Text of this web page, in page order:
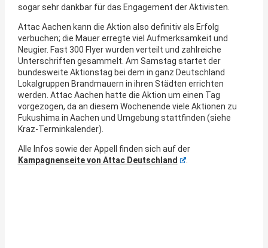
sogar sehr dankbar für das Engagement der Aktivisten.
Attac Aachen kann die Aktion also definitiv als Erfolg
verbuchen; die Mauer erregte viel Aufmerksamkeit und
Neugier. Fast 300 Flyer wurden verteilt und zahlreiche
Unterschriften gesammelt. Am Samstag startet der
bundesweite Aktionstag bei dem in ganz Deutschland
Lokalgruppen Brandmauern in ihren Städten errichten
werden. Attac Aachen hatte die Aktion um einen Tag
vorgezogen, da an diesem Wochenende viele Aktionen zu
Fukushima in Aachen und Umgebung stattfinden (siehe
Kraz-Terminkalender).
Alle Infos sowie der Appell finden sich auf der
Kampagnenseite von Attac Deutschland
.